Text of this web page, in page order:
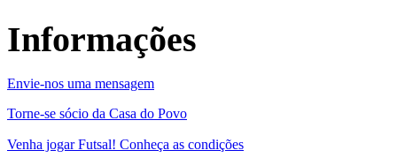
Informações
Envie-nos uma mensagem
Torne-se sócio da Casa do Povo
Venha jogar Futsal! Conheça as condições